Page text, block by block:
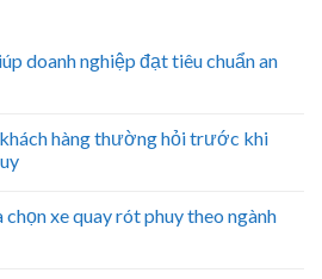
doanh nghiệp đạt tiêu chuẩn an
hàng thường hỏi trước khi
xe quay rót phuy theo ngành